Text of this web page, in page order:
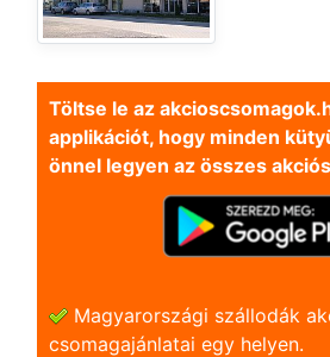
Töltse le az
applikációt, hogy minden
önnel legyen az összes
Magyarországi szállodák
csomagajánlatai egy helyen.